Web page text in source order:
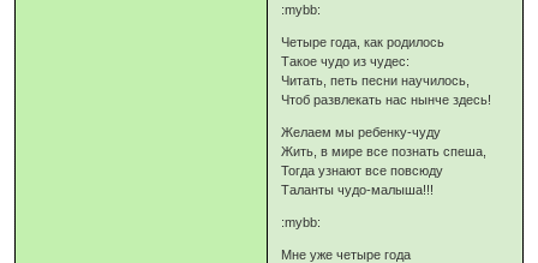
:mybb:
Четыре года, как родилось
Такое чудо из чудес:
Читать, петь песни научилось,
Чтоб развлекать нас нынче здесь!
Желаем мы ребенку-чуду
Жить, в мире все познать спеша,
Тогда узнают все повсюду
Таланты чудо-малыша!!!
:mybb:
Мне уже четыре года